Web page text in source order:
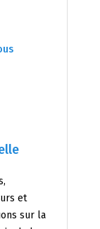
et
sur la